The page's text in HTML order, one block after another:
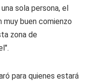
sola persona, el
buen comienzo
zona de
para quienes estará